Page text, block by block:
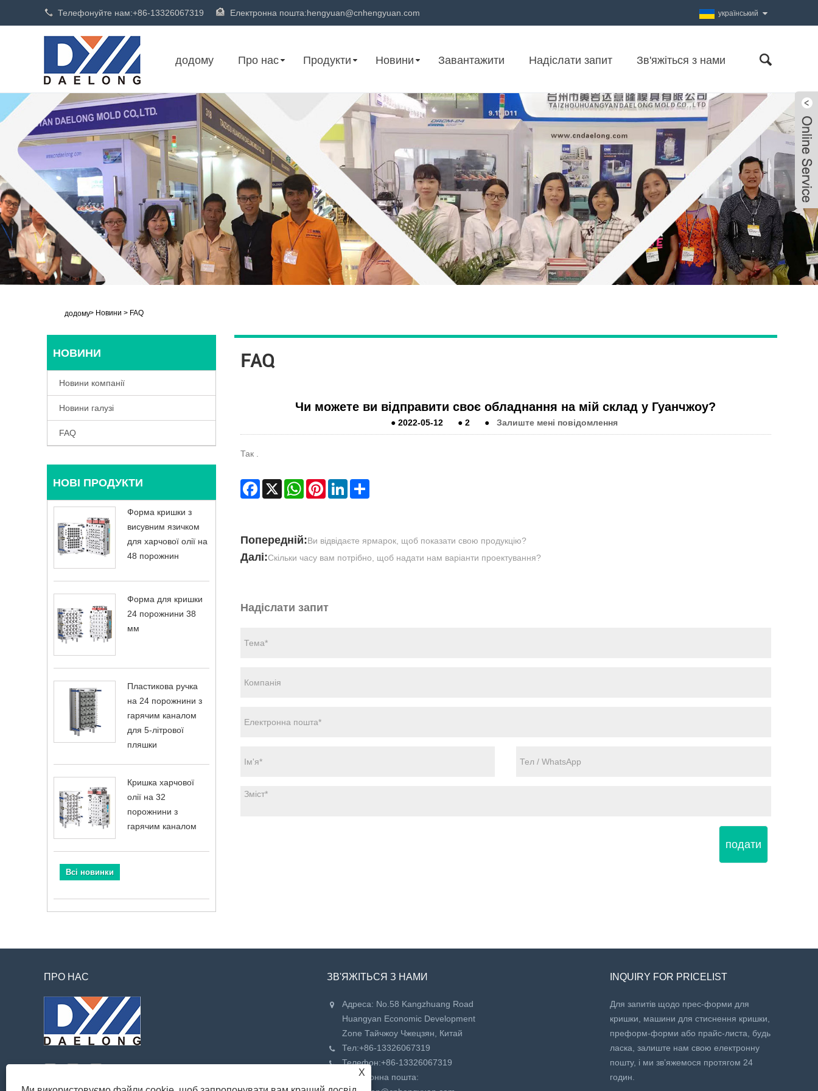
Телефонуйте нам:+86-13326067319 Електронна пошта:hengyuan@cnhengyuan.com український
додому Про нас Продукти Новини Завантажити Надіслати запит Зв'яжіться з нами
додому> Новини > FAQ
НОВИНИ
Новини компанії
Новини галузі
FAQ
НОВІ ПРОДУКТИ
Форма кришки з
висувним язичком
для харчової олії на
48 порожнин
Форма для кришки
24 порожнини 38
мм
Пластикова ручка
на 24 порожнини з
гарячим каналом
для 5-літрової
пляшки
Кришка харчової
олії на 32
порожнини з
гарячим каналом
Всі новинки
FAQ
Чи можете ви відправити своє обладнання на мій склад у Гуанчжоу?
● 2022-05-12 ● 2 ● Залиште мені повідомлення
Так .
Facebook
X WhatsAppPinterestLinkedInShare
Попередній:Ви відвідаєте ярмарок, щоб показати свою продукцію?
Далі:Скільки часу вам потрібно, щоб надати нам варіанти проектування?
Надіслати запит
подати
ПРО НАС ЗВ'ЯЖІТЬСЯ З НАМИ
Адреса: No.58 Kangzhuang Road
Huangyan Economic Development
Zone Тайчжоу Чжецзян, Китай
Тел:+86-13326067319
Телефон:+86-13326067319
Електронна пошта:
INQUIRY FOR PRICELIST
Для запитів щодо прес-форми для
кришки, машини для стиснення кришки,
преформ-форми або прайс-листа, будь
ласка, залиште нам свою електронну
пошту, і ми зв’яжемося протягом 24
годин.
X